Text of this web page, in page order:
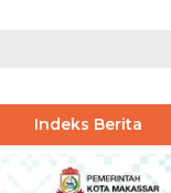
Indeks Berita